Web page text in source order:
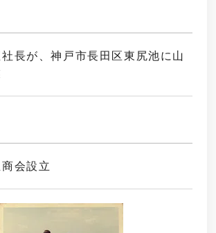
長が、神戸市長田区東尻池に山
会設立